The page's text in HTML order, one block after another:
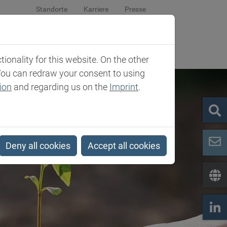
Standorte Karriere Presse
Unternehmen Kontakt
for this website. On the other
can redraw your consent to using
and regarding us on the Imprint.
Deny all cookies Accept all cookies